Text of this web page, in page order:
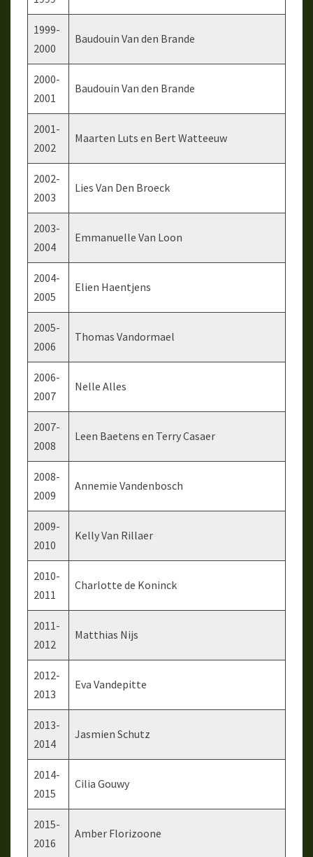
1999-
2000
Baudouin Van den Brande
2000-
2001
Baudouin Van den Brande
2001-
2002
Maarten Luts en Bert Watteeuw
2002-
2003
Lies Van Den Broeck
2003-
2004
Emmanuelle Van Loon
2004-
2005
Elien Haentjens
2005-
2006
Thomas Vandormael
2006-
2007
Nelle Alles
2007-
2008
Leen Baetens en Terry Casaer
2008-
2009
Annemie Vandenbosch
2009-
2010
Kelly Van Rillaer
2010-
2011
Charlotte de Koninck
2011-
2012
Matthias Nijs
2012-
2013
Eva Vandepitte
2013-
2014
Jasmien Schutz
2014-
2015
Cilia Gouwy
2015-
2016
Amber Florizoone